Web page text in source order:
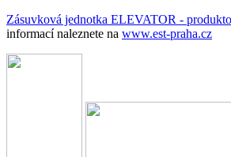
Zásuvková jednotka ELEVATOR -
informací naleznete na www.est-praha.cz